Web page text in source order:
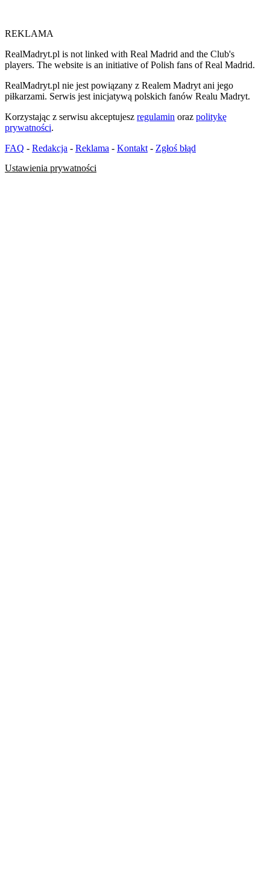
REKLAMA
RealMadryt.pl is not linked with Real Madrid and the Club's
players. The website is an initiative of Polish fans of Real Madrid.
RealMadryt.pl nie jest powiązany z Realem Madryt ani jego
piłkarzami. Serwis jest inicjatywą polskich fanów Realu Madryt.
Korzystając z serwisu akceptujesz regulamin oraz politykę
prywatności.
FAQ - Redakcja - Reklama - Kontakt - Zgłoś błąd
Ustawienia prywatności